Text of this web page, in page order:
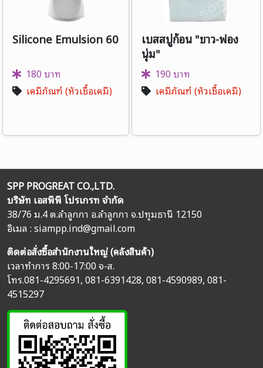
Silicone Emulsion 60
180 บาท
เคมีภัณฑ์ (หัวเชื้อเคมี)
เบสสบู่ก้อน "ขาว-ฟอง
นุ่ม"
190 บาท
เคมีภัณฑ์ (หัวเชื้อเคมี)
SPP PROGREAT CO.,LTD.
บริษัท เอสพีพี โปรเกรท จำกัด
38/76 ม.4 ต.ลำลูกกา อ.ลำลูกกา จ.ปทุมธานี 12150
อิเมล :siampp.ind@gmail.com
ติดต่อสั่งซื้อสำนักงานใหญ่ (คลังสินค้า)
เวลาทำการ 8:00-17:00 จ-ส.
โทร.081-4295691,081-6391428,081-4590989,081-
4515297